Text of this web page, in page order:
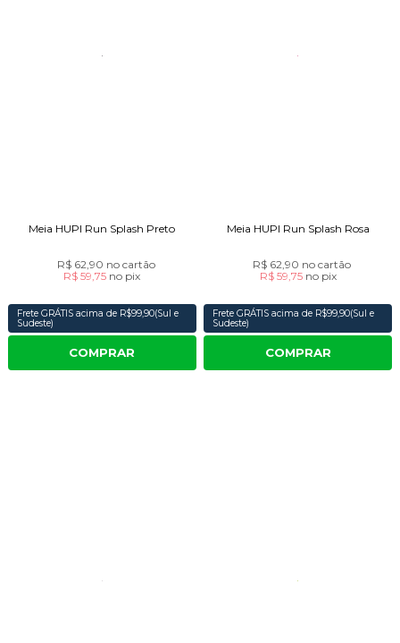
Meia HUPI Run Splash Preto
R$ 62,90 no cartão
R$ 59,75 no pix
Frete GRÁTIS acima de R$99,90(Sul e
Sudeste)
COMPRAR
Meia HUPI Run Splash Rosa
R$ 62,90 no cartão
R$ 59,75 no pix
Frete GRÁTIS acima de R$99,90(Sul e
Sudeste)
COMPRAR